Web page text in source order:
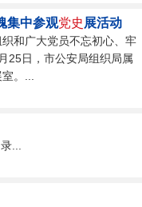
集中参观党史 展活动
和广大党员不忘初心、牢
25日，市公安局组织局属
。...
...